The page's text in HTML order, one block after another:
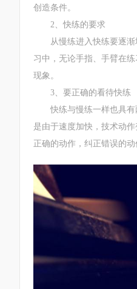
创造条件。
2、快练的要求
从慢练进入快练要逐渐
习中，无论手指、手臂在
现象。
3、要正确的看待快练
快练与慢练一样也具有
是由于速度加快，技术动
正确的动作，纠正错误的